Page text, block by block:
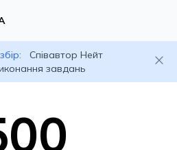
Співавтор Нейт
завдань